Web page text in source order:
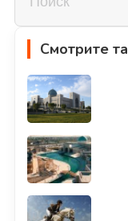
Смотрите